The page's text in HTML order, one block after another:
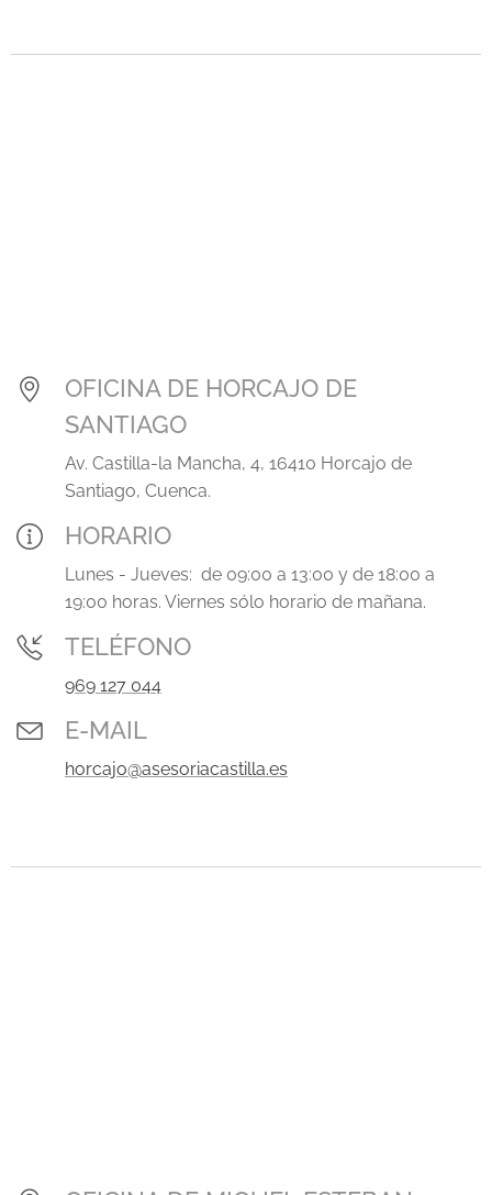
OFICINA DE HORCAJO DE
SANTIAGO
Av. Castilla-la Mancha, 4, 16410 Horcajo de
Santiago, Cuenca.
HORARIO
Lunes - Jueves: de 09:00 a 13:00 y de 18:00 a
19:00 horas. Viernes sólo horario de mañana.
TELÉFONO
969 127 044
E-MAIL
horcajo@asesoriacastilla.es